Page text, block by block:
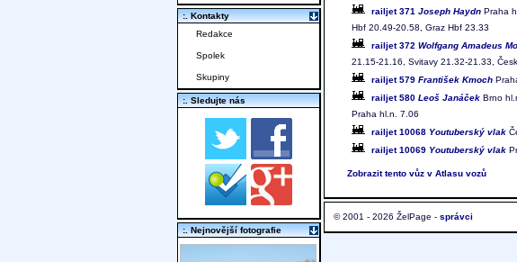
railjet 371 Joseph Haydn Praha
Hbf 20.49-20.58, Graz Hbf 23.33
railjet 372 Wolfgang Amadeus
21.15-21.16, Svitavy 21.32-21.33,
railjet 579 František Kmoch
railjet 580 Leoš Janáček Brno
Praha hl.n. 7.06
railjet 10068 Youtuberský vlak
railjet 10069 Youtuberský vlak
Zobrazit tento vůz v Atlasu vozů
© 2001 - 2026 ŽelPage - správci
:. Kontakty
Redakce
Spolek
Skupiny
:. Sledujte nás
:. Nejnovější fotografie